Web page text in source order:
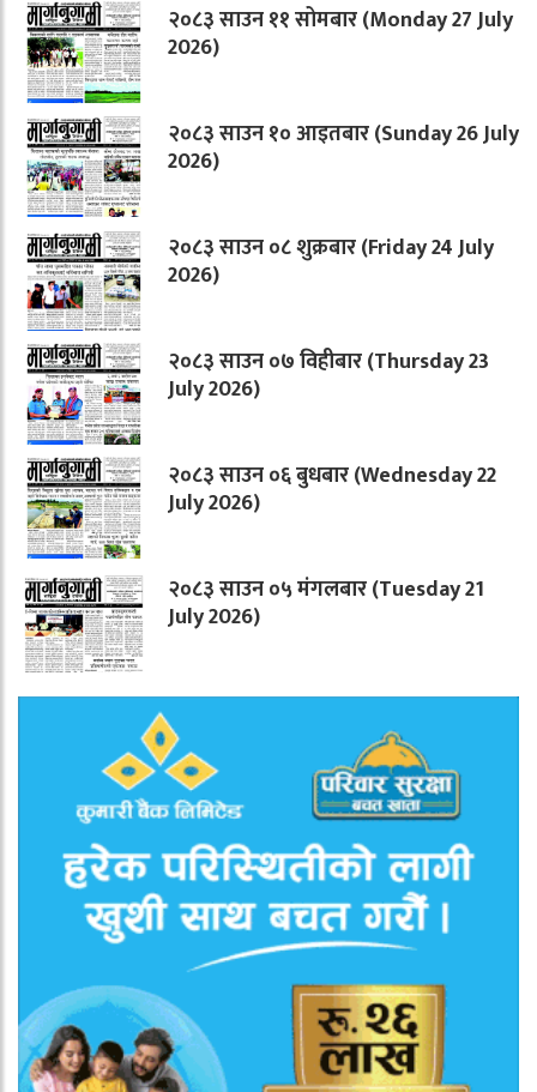
२०८३ साउन ११ सोमबार (Monday 27 July
2026)
२०८३ साउन १० आइतबार (Sunday 26 July
2026)
२०८३ साउन ०८ शुक्रबार (Friday 24 July
2026)
२०८३ साउन ०७ विहीबार (Thursday 23
July 2026)
२०८३ साउन ०६ बुधबार (Wednesday 22
July 2026)
२०८३ साउन ०५ मंगलबार (Tuesday 21
July 2026)